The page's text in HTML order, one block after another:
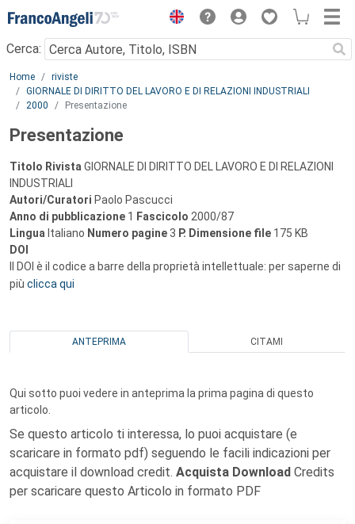
Menu
Cerca:
Main content
Home
riviste
GIORNALE DI DIRITTO DEL LAVORO E DI RELAZIONI INDUSTRIALI
2000
Presentazione
Presentazione
Titolo Rivista GIORNALE DI DIRITTO DEL LAVORO E DI RELAZIONI
INDUSTRIALI
Autori/Curatori Paolo Pascucci
Anno di pubblicazione 1 Fascicolo 2000/87
Lingua Italiano Numero pagine 3 P. Dimensione file 175 KB
DOI
Il DOI è il codice a barre della proprietà intellettuale: per saperne di
più clicca qui
ANTEPRIMA CITAMI
Qui sotto puoi vedere in anteprima la prima pagina di questo
articolo.
Se questo articolo ti interessa, lo puoi acquistare (e
scaricare in formato pdf) seguendo le facili indicazioni per
acquistare il download credit. Acquista Download Credits
per scaricare questo Articolo in formato PDF